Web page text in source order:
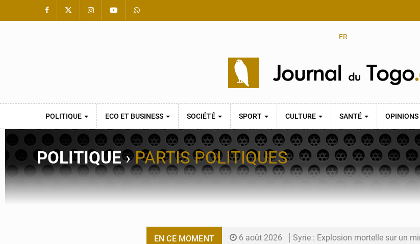
FR
POLITIQUE ECO ET BUSINESS SOCIÉTÉ SPORT CULTURE SANTÉ OPINIONS
POLITIQUE›PARTIS POLITIQUES
EN CE MOMENT 6 août 2026 Syrie : Explosion mortelle sur un